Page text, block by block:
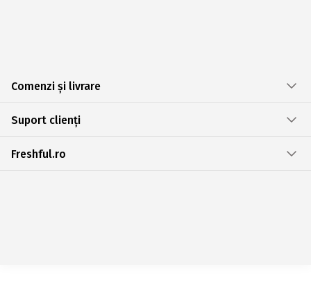
Comenzi și livrare
Suport clienți
Freshful.ro